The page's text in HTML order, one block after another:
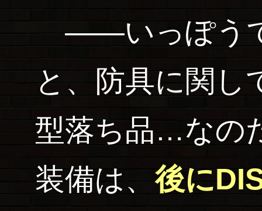
――いっぽう
と、防具に関し
型落ち品…なの
装備は、後に